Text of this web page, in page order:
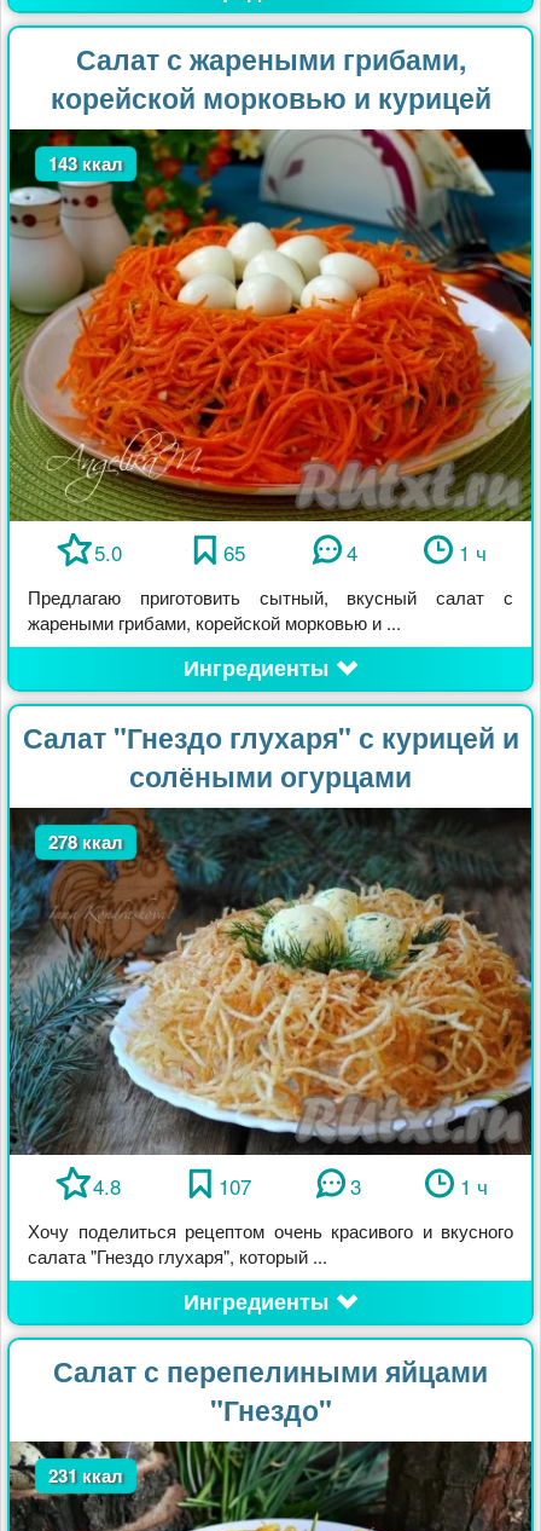
Салат с жареными грибами,
корейской морковью и курицей
143 ккал
5.0 65 4 1 ч
Предлагаю приготовить сытный, вкусный салат с
жареными грибами, корейской морковью и ...
Ингредиенты
Салат "Гнездо глухаря" с курицей и
солёными огурцами
278 ккал
4.8 107 3 1 ч
Хочу поделиться рецептом очень красивого и вкусного
салата "Гнездо глухаря", который ...
Ингредиенты
Салат с перепелиными яйцами
"Гнездо"
231 ккал